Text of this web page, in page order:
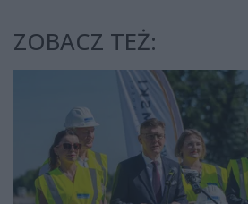
ZOBACZ TEŻ: